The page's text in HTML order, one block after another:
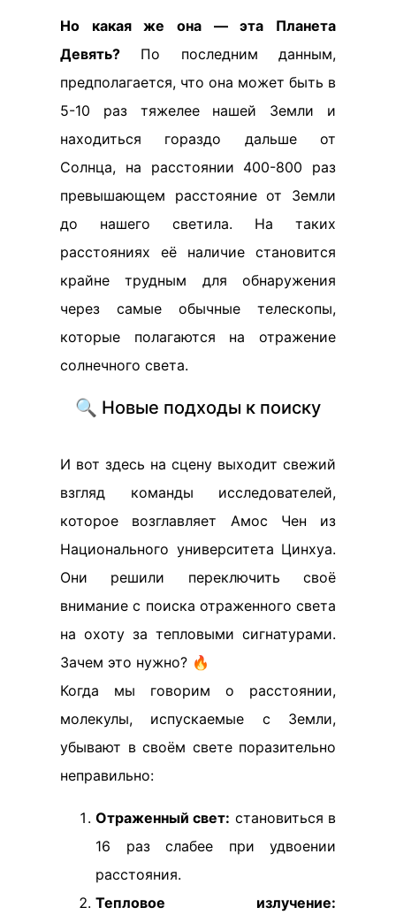
Но какая же она — эта Планета
Девять? По последним данным,
предполагается, что она может быть в
5-10 раз тяжелее нашей Земли и
находиться гораздо дальше от
Солнца, на расстоянии 400-800 раз
превышающем расстояние от Земли
до нашего светила. На таких
расстояниях её наличие становится
крайне трудным для обнаружения
через самые обычные телескопы,
которые полагаются на отражение
солнечного света.
🔍 Новые подходы к поиску
И вот здесь на сцену выходит свежий
взгляд команды исследователей,
которое возглавляет Амос Чен из
Национального университета Цинхуа.
Они решили переключить своё
внимание с поиска отраженного света
на охоту за тепловыми сигнатурами.
Зачем это нужно? 🔥
Когда мы говорим о расстоянии,
молекулы, испускаемые с Земли,
убывают в своём свете поразительно
неправильно:
Отраженный свет: становиться в
16 раз слабее при удвоении
расстояния.
Тепловое излучение: